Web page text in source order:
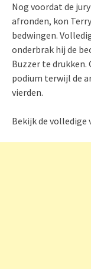
Nog voordat de
afronden, kon
bedwingen.
onderbrak hij de
Buzzer te
podium terwijl de
vierden.
Bekijk de volledige